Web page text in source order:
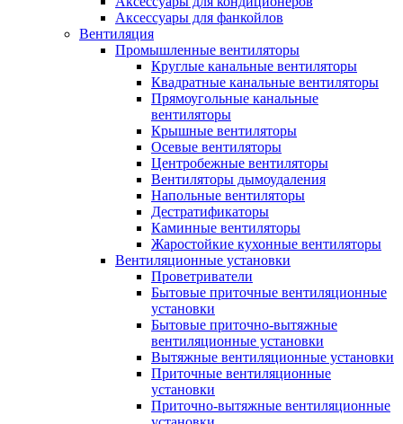
Аксессуары для фанкойлов
Вентиляция
Промышленные вентиляторы
Круглые канальные вентиляторы
Квадратные канальные вентиляторы
Прямоугольные канальные
вентиляторы
Крышные вентиляторы
Осевые вентиляторы
Центробежные вентиляторы
Вентиляторы дымоудаления
Напольные вентиляторы
Дестратификаторы
Каминные вентиляторы
Жаростойкие кухонные вентиляторы
Вентиляционные установки
Проветриватели
Бытовые приточные вентиляционные
установки
Бытовые приточно-вытяжные
вентиляционные установки
Вытяжные вентиляционные установки
Приточные вентиляционные
установки
Приточно-вытяжные вентиляционные